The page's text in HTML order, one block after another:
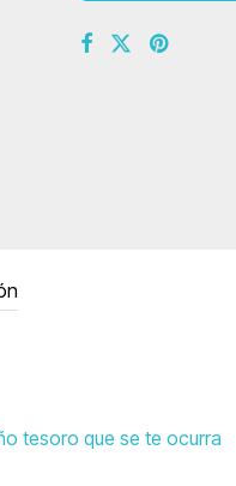
tesoro que se te ocurra